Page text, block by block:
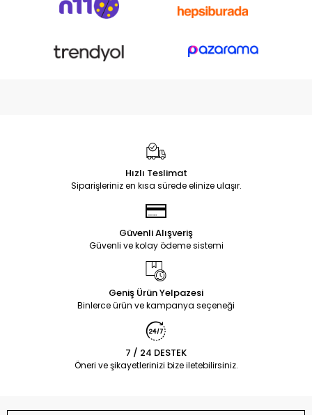
Hızlı Teslimat
Siparişleriniz en kısa sürede elinize ulaşır.
Güvenli Alışveriş
Güvenli ve kolay ödeme sistemi
Geniş Ürün Yelpazesi
Binlerce ürün ve kampanya seçeneği
7 / 24 DESTEK
Öneri ve şikayetlerinizi bize iletebilirsiniz.